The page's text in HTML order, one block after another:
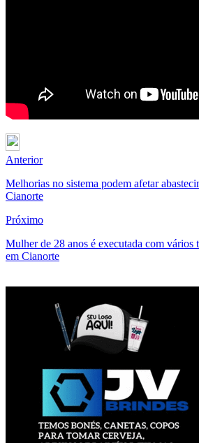
Anterior
Melhorias no sistema podem afetar
Cianorte
Próximo
Mulher de 28 anos é executada com vários
em Cianorte